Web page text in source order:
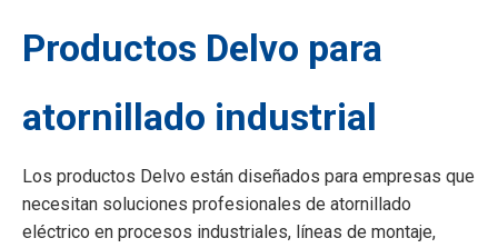
Productos Delvo para
atornillado industrial
Los productos Delvo están diseñados para empresas que
necesitan soluciones profesionales de atornillado
eléctrico en procesos industriales, líneas de montaje,